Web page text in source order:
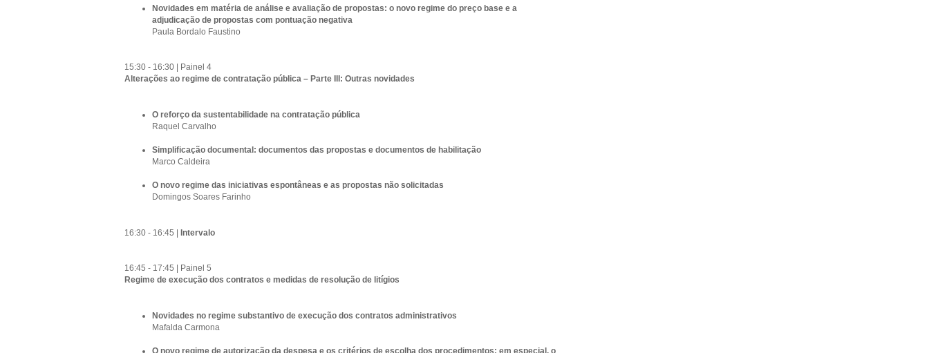
Novidades em matéria de análise e avaliação de propostas: o novo regime do preço base e a
adjudicação de propostas com pontuação negativa
Paula Bordalo Faustino
15:30 - 16:30 | Painel 4
Alterações ao regime de contratação pública – Parte III: Outras novidades
O reforço da sustentabilidade na contratação pública
Raquel Carvalho
Simplificação documental: documentos das propostas e documentos de habilitação
Marco Caldeira
O novo regime das iniciativas espontâneas e as propostas não solicitadas
Domingos Soares Farinho
16:30 - 16:45 | Intervalo
16:45 - 17:45 | Painel 5
Regime de execução dos contratos e medidas de resolução de litígios
Novidades no regime substantivo de execução dos contratos administrativos
Mafalda Carmona
O novo regime de autorização da despesa e os critérios de escolha dos procedimentos: em especial, o